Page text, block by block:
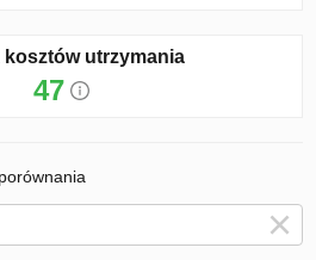
kosztów utrzymania
47